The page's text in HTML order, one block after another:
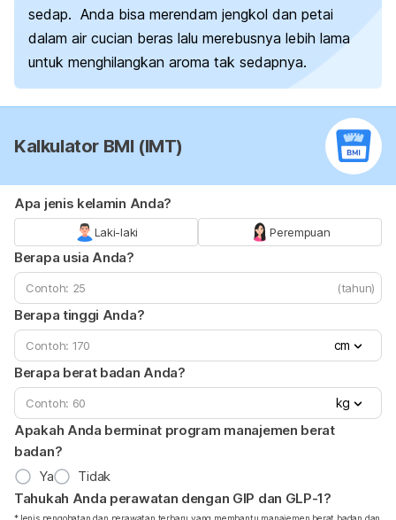
sedap. Anda bisa merendam jengkol dan petai
dalam air cucian beras lalu merebusnya lebih lama
untuk menghilangkan aroma tak sedapnya.
Kalkulator BMI (IMT)
Apa jenis kelamin Anda?
Laki-laki Perempuan
Berapa usia Anda?
(tahun)
Berapa tinggi Anda?
cm
Berapa berat badan Anda?
kg
Apakah Anda berminat program manajemen berat
badan?
Ya
Tidak
Tahukah Anda perawatan dengan GIP dan GLP-1?